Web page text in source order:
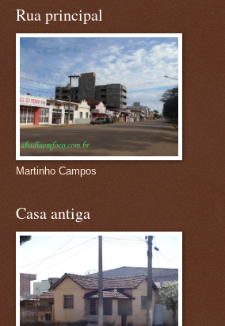
Rua principal
Martinho Campos
Casa antiga